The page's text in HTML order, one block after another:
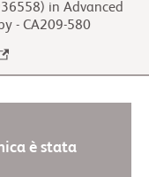
in Advanced
- CA209-580
è stata